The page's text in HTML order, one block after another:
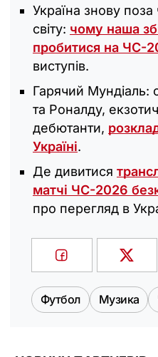
Україна знову
світу: чому наша
пробитися на ЧС-
виступів.
Гарячий Мундіаль:
та Роналду,
дебютанти,
Україні.
Де дивитися
матчі ЧС-2026
про перегляд в
Футбол Музика